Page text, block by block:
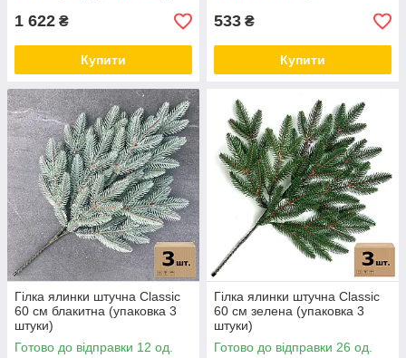
1 622 ₴
Купити
533 ₴
Купити
Гілка ялинки штучна Classic
60 см блакитна (упаковка 3
штуки)
Готово до відправки 12 од.
Гілка ялинки штучна Classic
60 см зелена (упаковка 3
штуки)
Готово до відправки 26 од.